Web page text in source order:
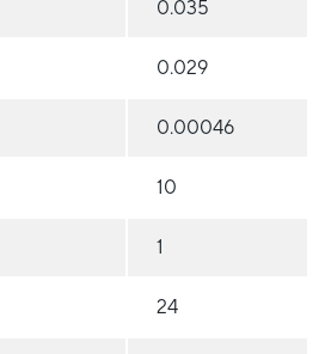
0.035
0.029
0.00046
10
1
24